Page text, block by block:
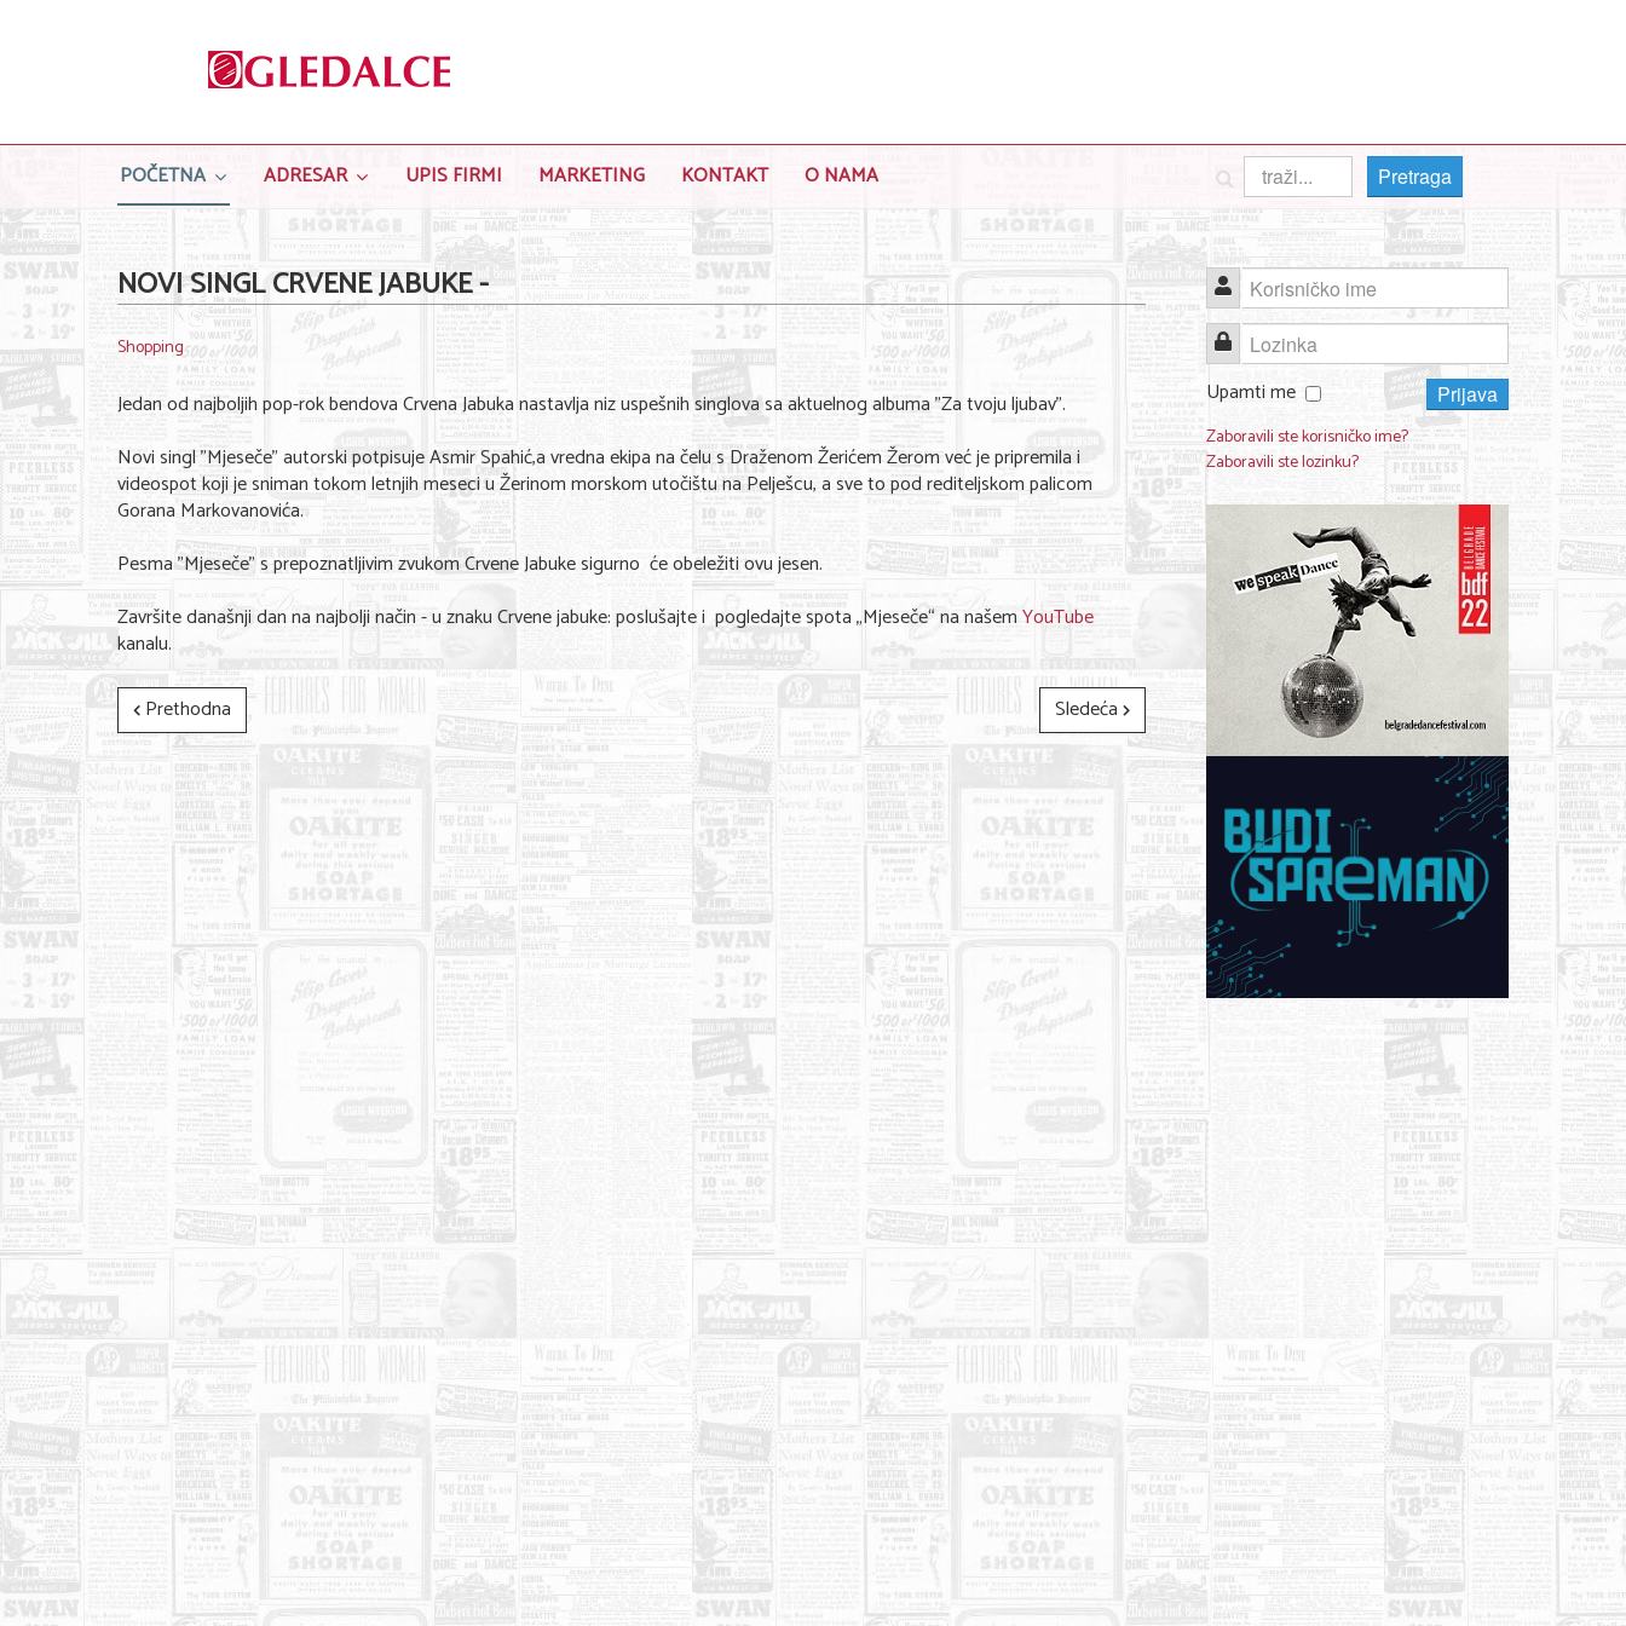
POČETNA ADRESAR UPIS FIRMI MARKETING KONTAKT O NAMA Pretraga
NOVI SINGL CRVENE JABUKE -
Shopping
Jedan od najboljih pop-rok bendova Crvena Jabuka nastavlja niz uspešnih singlova sa aktuelnog albuma "Za tvoju ljubav".
Novi singl "Mjeseče" autorski potpisuje Asmir Spahić,a vredna ekipa na čelu s Draženom Žerićem Žerom već je pripremila i
videospot koji je sniman tokom letnjih meseci u Žerinom morskom utočištu na Pelješcu, a sve to pod rediteljskom palicom
Gorana Markovanovića.
Pesma "Mjeseče" s prepoznatljivim zvukom Crvene Jabuke sigurno će obeležiti ovu jesen.
Završite današnji dan na najbolji način - u znaku Crvene jabuke: poslušajte i pogledajte spota „Mjeseče“ na našemYouTube
kanalu.
Prethodna
Sledeća
Korisničko ime
Lozinka
Upamti me
Prijava
Zaboravili ste korisničko ime?
Zaboravili ste lozinku?